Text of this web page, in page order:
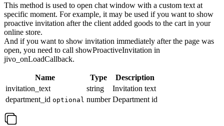
This method is used to open chat window with a custom text at
specific moment. For example, it may be used if you want to show
proactive invitation after the client added goods to the cart in your
online store.
And if you want to show invitation immediately after the page was
open, you need to call showProactiveInvitation in
jivo_onLoadCallback.
Name Type
Description
invitation_text
string
Invitation text
department_id optional number Department id